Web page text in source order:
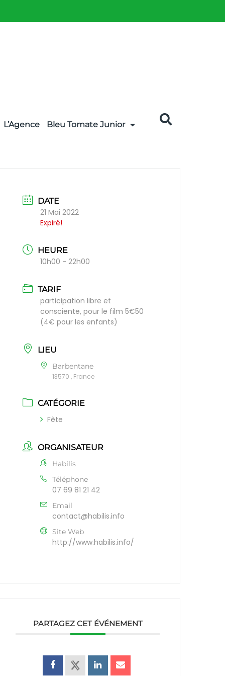
L’Agence Bleu Tomate Junior
DATE
21 Mai 2022
Expiré!
HEURE
10h00 - 22h00
TARIF
participation libre et
consciente, pour le film 5€50
(4€ pour les enfants)
LIEU
Barbentane
13570 , France
CATÉGORIE
Fête
ORGANISATEUR
Habilis
Téléphone
07 69 81 21 42
Email
contact@habilis.info
Site Web
http://www.habilis.info/
PARTAGEZ CET ÉVÉNEMENT